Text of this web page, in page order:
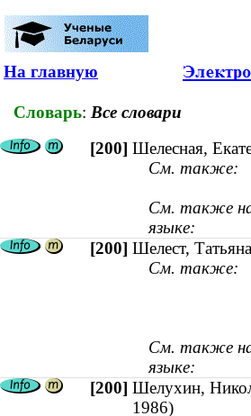
На главную
Словарь: Все словари
[200] Шелесная,
См. также:
См. также
языке:
[200] Шелест,
См. также:
См. также
языке:
[200] Шелухин,
1986)